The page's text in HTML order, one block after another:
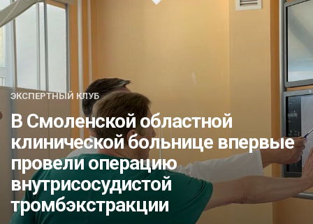
Послесловие к празднику
Факт
Неожиданный ракурс
Люди родного края
К 70-летию районного Дома культуры
Конкурс
Люди родного края
ЭКСПЕРТНЫЙ КЛУБ
В Смоленской областной
клинической больнице впервые
провели операцию
внутрисосудистой
тромбэкстракции